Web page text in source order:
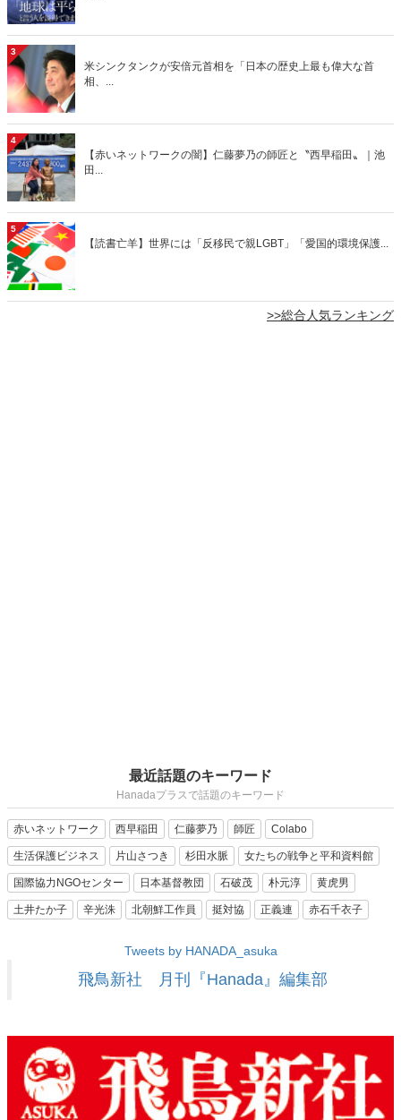
3
米シンクタンクが安倍元首相を「日本の歴史上最も偉大な首
相、...
4
【赤いネットワークの闇】仁藤夢乃の師匠と〝西早稲田〟｜池
田...
5
【読書亡羊】世界には「反移民で親LGBT」「愛国的環境保護...
>>総合人気ランキング
最近話題のキーワード
Hanadaプラスで話題のキーワード
赤いネットワーク 西早稲田 仁藤夢乃 師匠 Colabo
生活保護ビジネス 片山さつき 杉田水脈 女たちの戦争と平和資料館
国際協力NGOセンター 日本基督教団 石破茂 朴元淳 黄虎男
土井たか子 辛光洙 北朝鮮工作員 挺対協 正義連 赤石千衣子
Tweets by HANADA_asuka
飛鳥新社 月刊『Hanada』編集部